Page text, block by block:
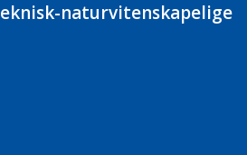
naturvitenskapelige